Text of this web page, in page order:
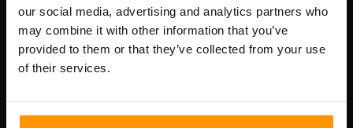
our social media, advertising and analytics partners who
may combine it with other information that you’ve
provided to them or that they’ve collected from your use
of their services.
등록 코드: 14652605
VAT 번호: EE102133820
주소: Harju maakond, Tallinn, Kesklinna linnaosa,
Vesivärava tn 50-201, 10152